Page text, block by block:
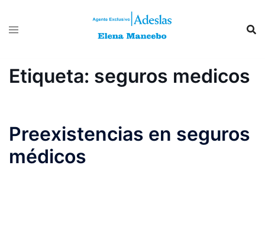
Etiqueta: seguros medicos
Preexistencias en seguros
médicos